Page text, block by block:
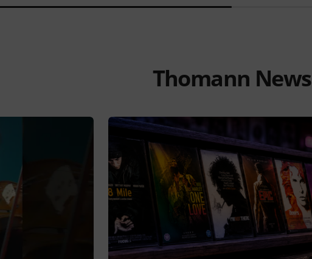
Thomann News